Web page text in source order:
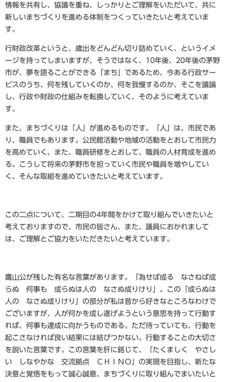
情報を共有し、協議を重ね、しっかりとご理解をいただいて、共に
新しいまちづくりを進める体制をつくっていきたいと考えていま
す。
行財政改革というと、歳出をどんどん切り詰めていく、というイメ
ージを持ってしまいますが、そうではなく、10年後、20年後の茅野
市が、夢を語ることができる「まち」であるため、今ある行政サー
ビスのうち、何を残していくのか、何を我慢するのか、そこを議論
し、行政や財政の仕組みを転換していく、そのように考えていま
す。
また、まちづくりは「人」が進めるものです。「人」は、市民であ
り、職員でもあります。公民館活動や地域の活動をとおして市民力
を高めていく、また、職員研修をとおして、職員の人材育成を進め
る。こうして将来の茅野市を担っていく市民や職員を増やしてい
く、そんな取組を進めていきたいと考えています。
この二点について、二期目の4年間をかけて取り組んでいきたいと
考えておりますので、市民の皆さん、また、議員におかれまして
は、ご理解とご協力をいただきたいと考えています。
鷹山公が残した有名な言葉があります。「為せば成る なさねば成
らぬ 何事も 成らぬは人の なさぬ成りけり」。この「成らぬは
人の なさぬ成りけり」の部分が私は昔から好きなところなわけで
ございますが、人が何かを成し遂げようという意思を持って行動す
れば、何事も達成に向かうものである。ただ待っていても、行動を
起こさなければ良い結果には結びつかない。行動することの大切さ
を説いた言葉です。この言葉を肝に銘じて、「たくましく やさし
い しなやかな 交流拠点 ＣＨＩＮＯ」の実現を目指し、新たな
決意と覚悟をもって誠心誠意、まちづくりに取り組んでまいたいと